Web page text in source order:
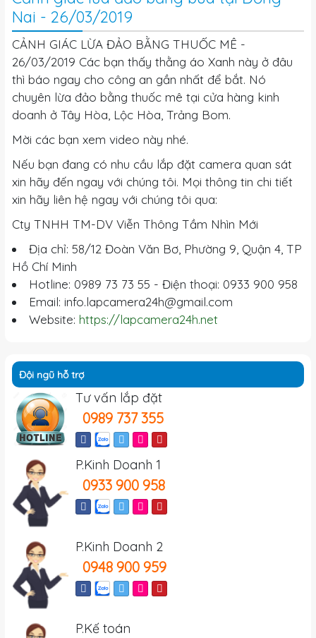
Nai - 26/03/2019
CẢNH GIÁC LỪA ĐẢO BẰNG THUỐC MÊ -
26/03/2019 Các bạn thấy thằng áo Xanh này ở đâu
thì báo ngay cho công an gần nhất để bắt. Nó
chuyên lừa đảo bằng thuốc mê tại cửa hàng kinh
doanh ở Tây Hòa, Lộc Hòa, Trảng Bom.
Mời các bạn xem video này nhé.
Nếu bạn đang có nhu cầu lắp đặt camera quan sát
xin hãy đến ngay với chúng tôi. Mọi thông tin chi tiết
xin hãy liên hệ ngay với chúng tôi qua:
Cty TNHH TM-DV Viễn Thông Tầm Nhìn Mới
Địa chỉ: 58/12 Đoàn Văn Bơ, Phường 9, Quận 4, TP
Hồ Chí Minh
Hotline: 0989 73 73 55 - Điện thoại: 0933 900 958
Email: info.lapcamera24h@gmail.com
Website: https://lapcamera24h.net
Đội ngũ hỗ trợ
Tư vấn lắp đặt
0989 737 355
P.Kinh Doanh 1
0933 900 958
P.Kinh Doanh 2
0948 900 959
P.Kế toán